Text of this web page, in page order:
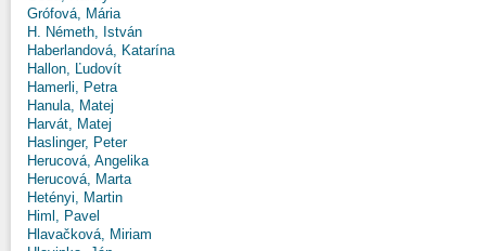
Grófová, Mária
H. Németh, István
Haberlandová, Katarína
Hallon, Ľudovít
Hamerli, Petra
Hanula, Matej
Harvát, Matej
Haslinger, Peter
Herucová, Angelika
Herucová, Marta
Hetényi, Martin
Himl, Pavel
Hlavačková, Miriam